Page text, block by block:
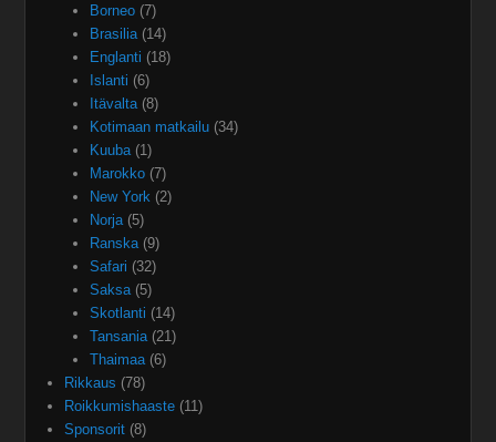
Borneo(7)
Brasilia(14)
Englanti (18)
Islanti (6)
Itävalta(8)
Kotimaan matkailu(34)
Kuuba(1)
Marokko(7)
New York (2)
Norja(5)
Ranska(9)
Safari (32)
Saksa(5)
Skotlanti (14)
Tansania(21)
Thaimaa(6)
Rikkaus (78)
Roikkumishaaste (11)
Sponsorit (8)